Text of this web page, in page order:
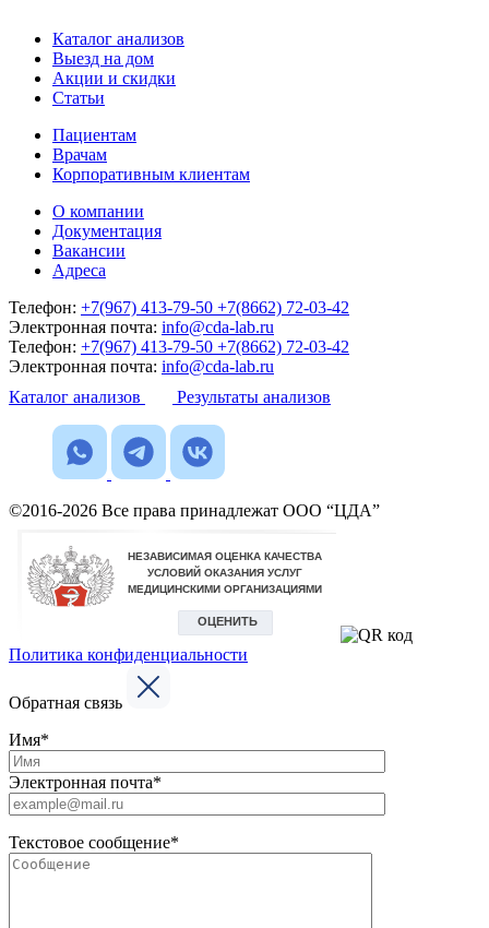
Каталог анализов
Выезд на дом
Акции и скидки
Статьи
Пациентам
Врачам
Корпоративным клиентам
О компании
Документация
Вакансии
Адреса
Телефон: +7(967) 413-79-50 +7(8662) 72-03-42
Электронная почта: info@cda-lab.ru
Телефон: +7(967) 413-79-50 +7(8662) 72-03-42
Электронная почта: info@cda-lab.ru
Каталог анализов
Результаты анализов
©2016-2026 Все права принадлежат ООО “ЦДА”
Политика конфиденциальности
Обратная связь
Имя*
Электронная почта*
Текстовое сообщение*